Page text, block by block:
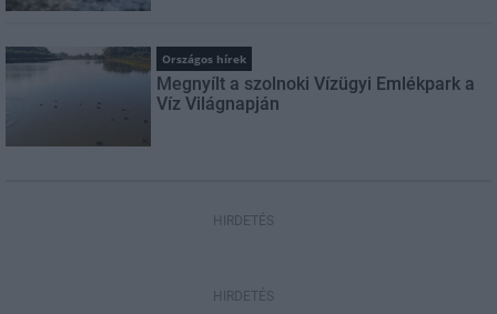
Országos hírek
Megnyílt a szolnoki Vízügyi Emlékpark a
Víz Világnapján
HIRDETÉS
HIRDETÉS